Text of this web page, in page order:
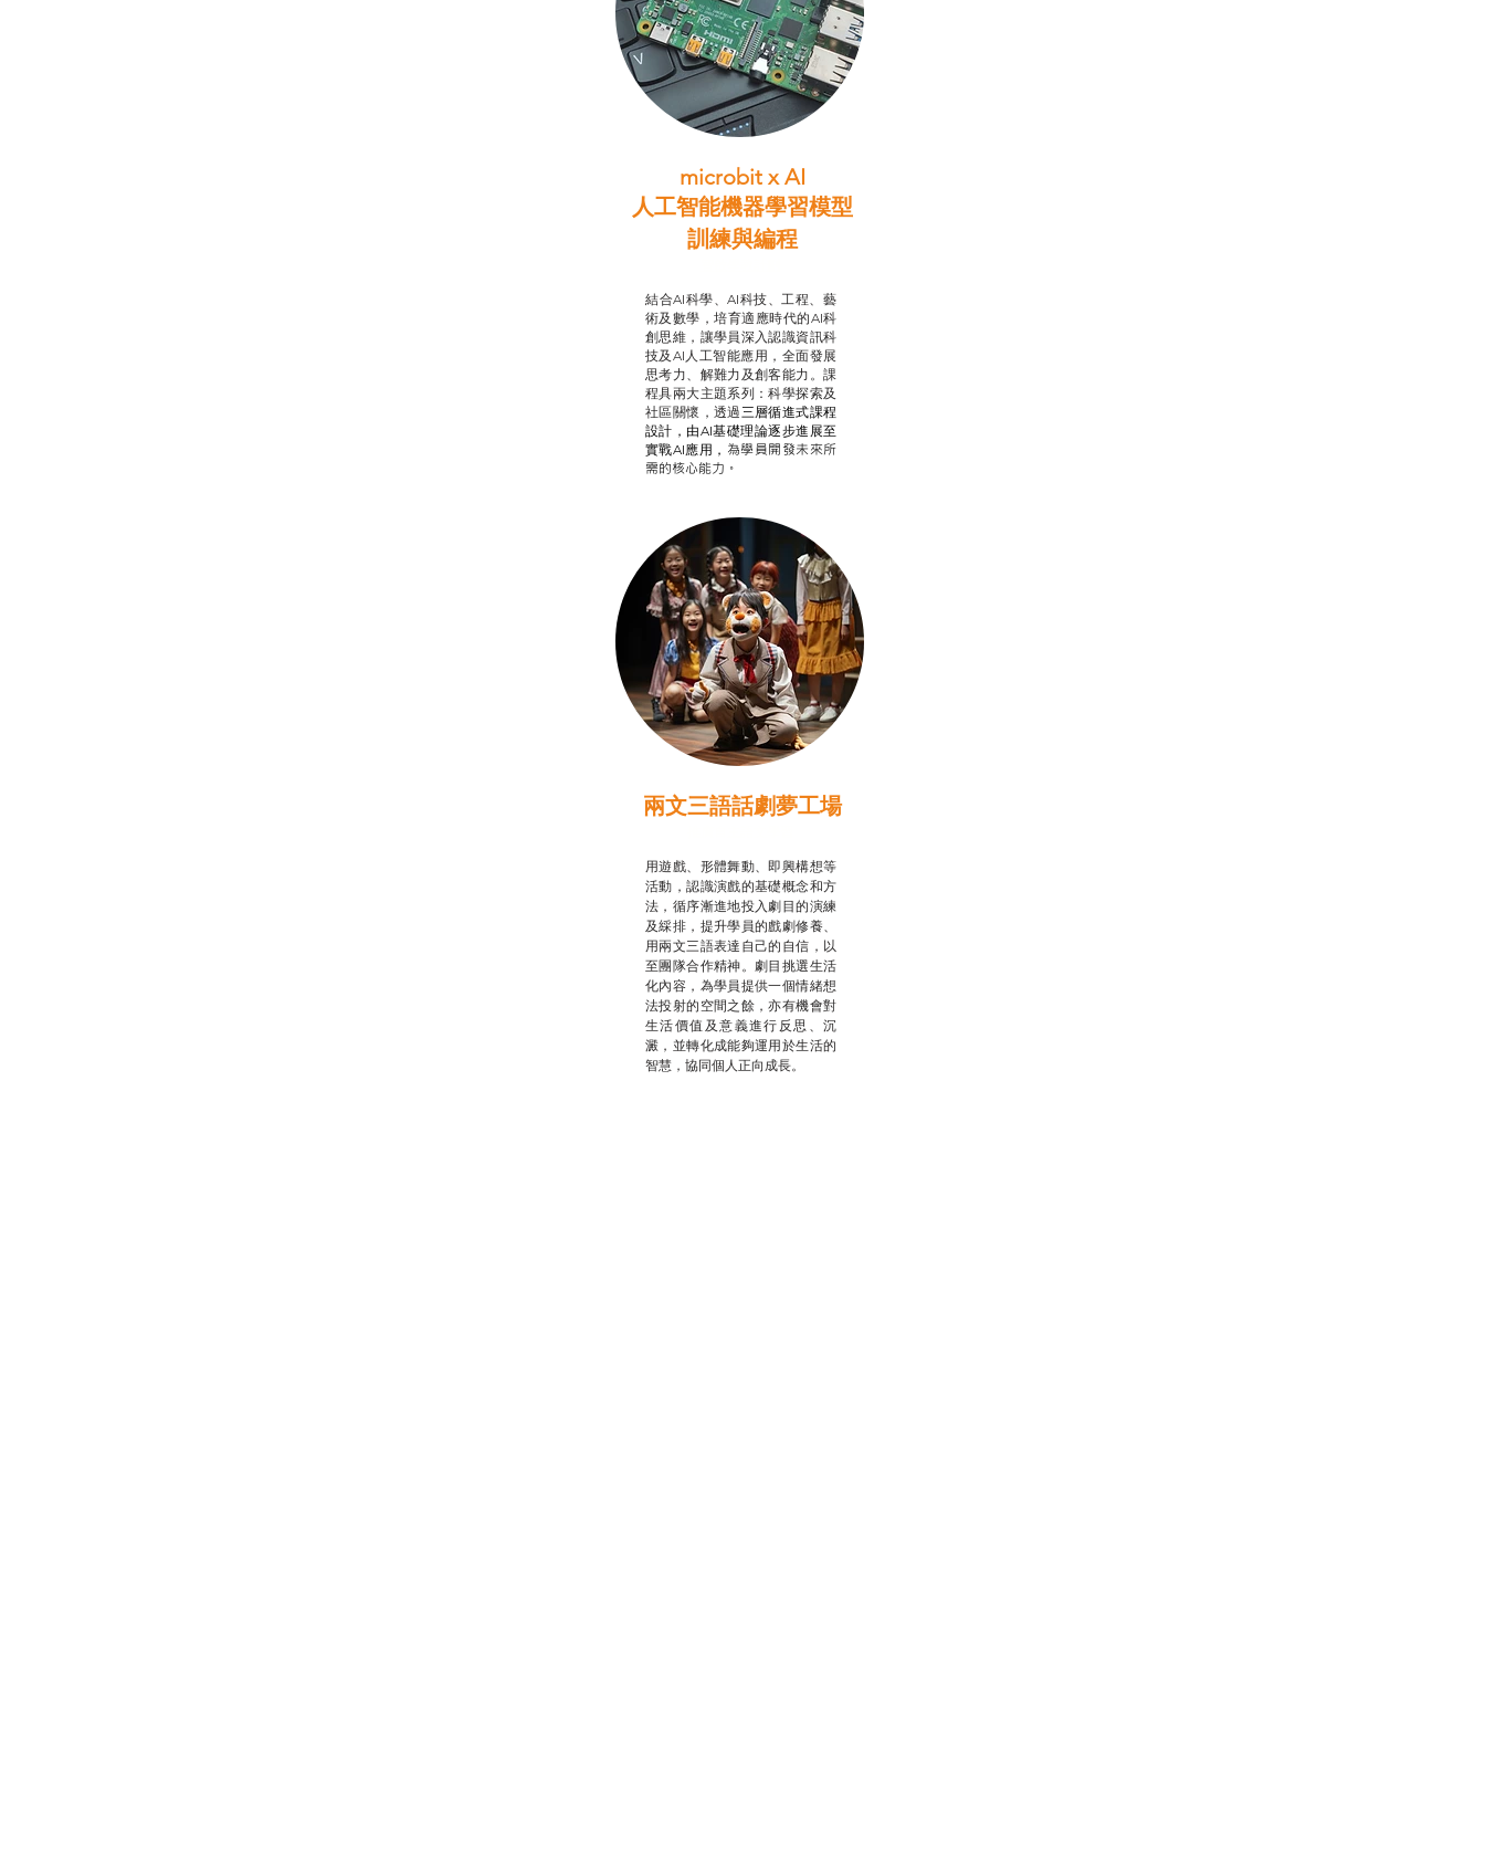
microbit x AI
人工智能機器學習模型
訓練與編程
結合AI科學、AI科技、工程、藝
術及數學，培育適應時代的AI科
創思維，讓學員深入認識資訊科
技及AI人工智能應用，全面發展
思考力、解難力及創客能力。課
程具兩大主題系列：科學探索及
社區關懷，透過 三層循進式課程
設計， 由AI基礎理論逐步進展至
實戰AI應用， 為學員開發未來所
需的核心能力。
兩文三語話劇夢工場
用遊戲、形體舞動、即興構想等
活動，認識演戲的基礎概念和方
法，循序漸進地投入劇目的演練
及綵排，提升學員的戲劇修養、
用兩文三語表達自己的自信，以
至團隊合作精神。劇目挑選生活
化內容，為學員提供一個情緒想
法投射的空間之餘，亦有機會對
生活價值及意義進行反思、沉
澱，並轉化成能夠運用於生活的
智慧，協同個人正向成長。